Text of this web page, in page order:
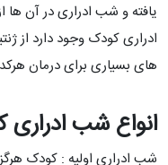
یافته و شب ادراری در آن
ادراری کودک وجود دارد از
های بسیاری برای درمان
انواع شب ادراری
شب ادراری اولیه : کودک